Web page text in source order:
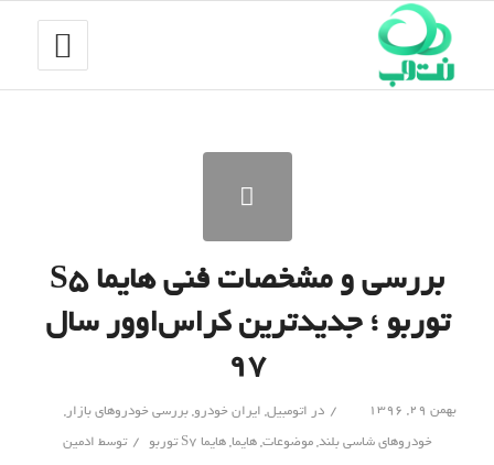
بررسی و مشخصات فنی هایما S5
توربو ؛ جدیدترین کراس‌اوور سال
۹۷
بهمن ۲۹, ۱۳۹۶ / در اتومبیل, ایران خودرو,بررسی خودروهای بازار,
خودروهای شاسی بلند,موضوعات,هایما,هایما S7 توربو / توسط ادمین